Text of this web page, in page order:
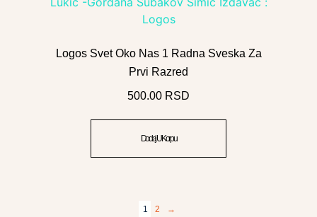
Logos Svet Oko Nas 1 Radna Sveska Za
Prvi Razred
500.00 RSD
Dodaj U Korpu
1 2 →